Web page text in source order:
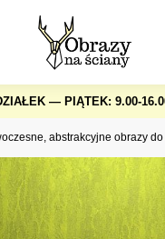
— PIĄTEK: 9.00-
abstrakcyjne obrazy